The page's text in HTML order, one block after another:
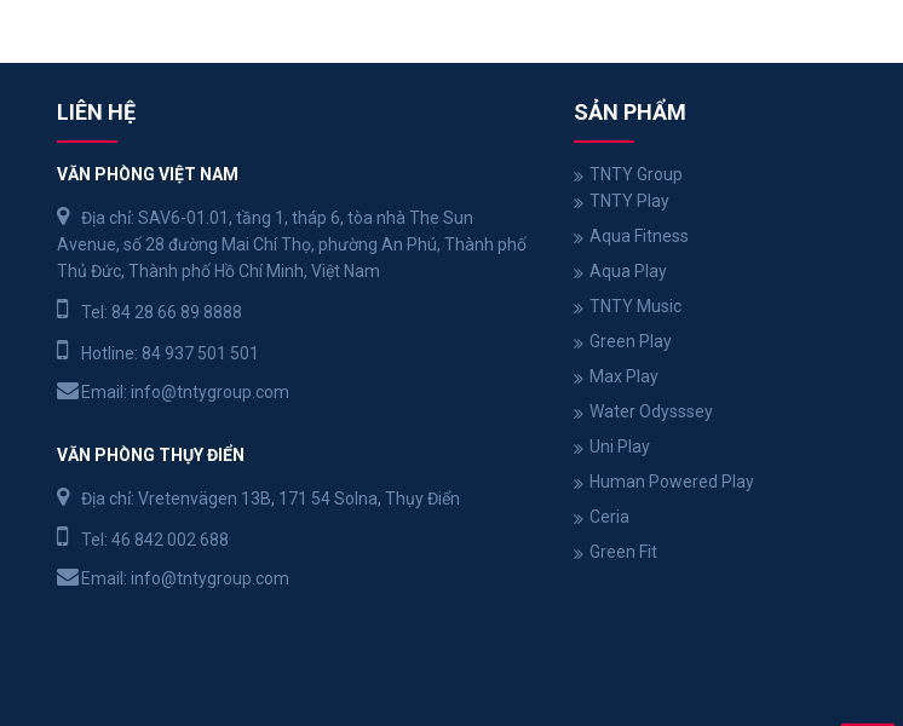
LIÊN HỆ
VĂN PHÒNG VIỆT NAM
Địa chỉ: SAV6-01.01, tầng 1, tháp 6, tòa nhà The Sun
Avenue, số 28 đường Mai Chí Thọ, phường An Phú, Thành phố
Thủ Đức, Thành phố Hồ Chí Minh, Việt Nam
Tel: 84 28 66 89 8888
Hotline: 84 937 501 501
Email: info@tntygroup.com
VĂN PHÒNG THỤY ĐIỂN
Địa chỉ: Vretenvägen 13B, 171 54 Solna, Thụy Điển
Tel: 46 842 002 688
Email: info@tntygroup.com
SẢN PHẨM
TNTY Group
TNTY Play
Aqua Fitness
Aqua Play
TNTY Music
Green Play
Max Play
Water Odysssey
Uni Play
Human Powered Play
Ceria
Green Fit